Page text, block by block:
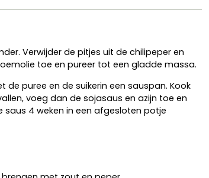
Verwijder de pitjes uit de chilipeper en
toe en pureer tot een gladde massa.
puree en de suikerin een sauspan. Kook
voeg dan de sojasaus en azijn toe en
saus 4 weken in een afgesloten potje